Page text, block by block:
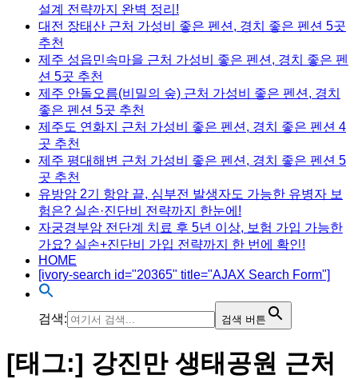
설계 전략까지 완벽 정리!
대전 장태산 근처 가성비 좋은 펜션, 경치 좋은 펜션 5곳
추천
제주 성읍민속마을 근처 가성비 좋은 펜션, 경치 좋은 펜
션 5곳 추천
제주 안돌오름(비밀의 숲) 근처 가성비 좋은 펜션, 경치
좋은 펜션 5곳 추천
제주도 연화지 근처 가성비 좋은 펜션, 경치 좋은 펜션 4
곳 추천
제주 평대해변 근처 가성비 좋은 펜션, 경치 좋은 펜션 5
곳 추천
유방암 2기 항암 끝, 심부전 발생자도 가능한 유병자 보
험은? 실손·진단비 전략까지 한눈에!
자궁경부암 전단계 치료 후 5년 이상, 보험 가입 가능한
가요? 실손+진단비 가입 전략까지 한 번에 확인!
HOME
[ivory-search id="20365" title="AJAX Search Form"]
검색: 검색 버튼
[태그:] 강진만 생태공원 근처